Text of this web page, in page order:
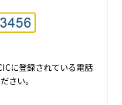
に登録されている電話
さい。